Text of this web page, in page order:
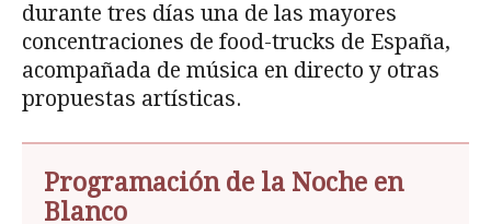
durante tres días una de las mayores
concentraciones de food-trucks de España,
acompañada de música en directo y otras
propuestas artísticas.
Programación de la Noche en
Blanco